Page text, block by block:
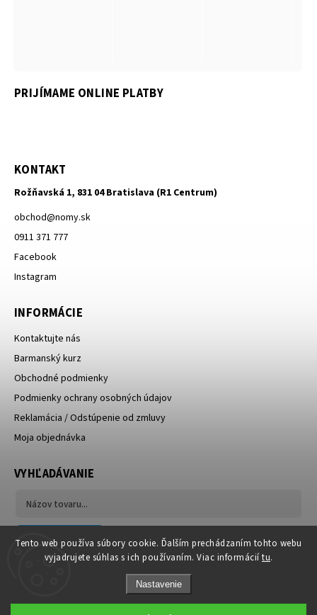
Tento web používa súbory cookie. Ďalším prechádzaním tohto webu
vyjadrujete súhlas s ich používaním. Viac informácií tu.
Nastavenie
PRIJÍMAME ONLINE PLATBY
KONTAKT
Rožňavská 1, 831 04 Bratislava (R1 Centrum)
obchod@nomy.sk
0911 371 777
Facebook
Instagram
INFORMÁCIE
Kontaktujte nás
Barmanský kurz
Obchodné podmienky
Podmienky ochrany osobných údajov
Reklamácia / Odstúpenie od zmluvy
Moja objednávka
VYHĽADÁVANIE
Hľadať